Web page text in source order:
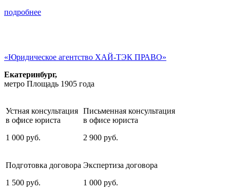
подробнее
«Юридическое агентство ХАЙ-ТЭК ПРАВО»
Екатеринбург,
метро Площадь 1905 года
Устная консультация
в офисе юриста
1 000 руб.
Письменная консультация
в офисе юриста
2 900 руб.
Подготовка договора
1 500 руб.
Экспертиза договора
1 000 руб.